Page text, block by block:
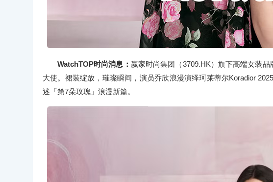
WatchTOP时尚消息： 赢家时尚集团（3709.HK）旗下高端女装
大使。裙装绽放，璀璨瞬间，演员乔欣浪漫演绎珂莱蒂尔Koradior
述「第7朵玫瑰」浪漫新篇。